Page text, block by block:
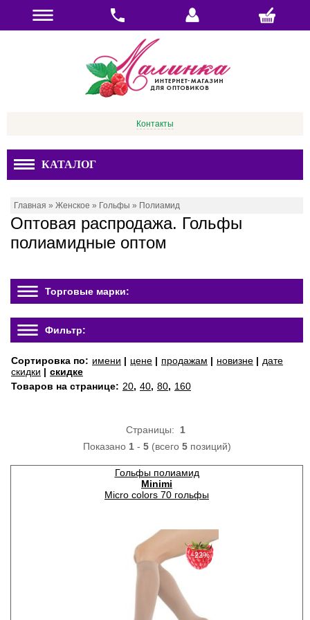
Контакты
КАТАЛОГ
Главная » Женское » Гольфы » Полиамид
Оптовая распродажа. Гольфы
полиамидные оптом
Торговые марки:
Фильтр:
Сортировка по: имени | цене | продажам | новизне | дате
скидки | скидке
Товаров на странице: 20, 40, 80, 160
Страницы: 1
Показано 1- 5(всего 5позиций)
Гольфы полиамид
Minimi
Micro colors 70 гольфы
−22%